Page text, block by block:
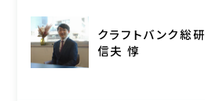
クラフトバンク総研
信夫 惇